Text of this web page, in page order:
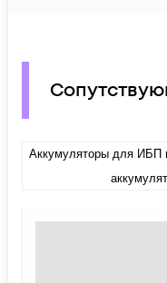
Аккумуляторы для ИБП